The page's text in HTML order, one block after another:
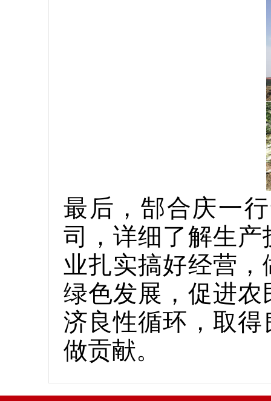
最后，郜合庆一
司，详细了解生
业扎实搞好经营
绿色发展，促进
济良性循环，取
做贡献。